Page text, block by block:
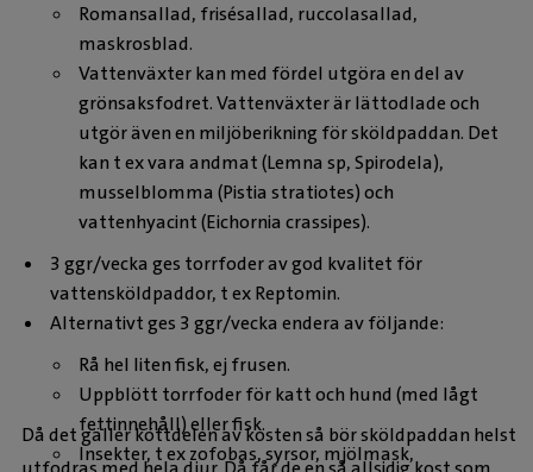
Romansallad, frisésallad, ruccolasallad,
maskrosblad.
Vattenväxter kan med fördel utgöra en del av
grönsaksfodret. Vattenväxter är lättodlade och
utgör även en miljöberikning för sköldpaddan. Det
kan t ex vara andmat (Lemna sp, Spirodela),
musselblomma (Pistia stratiotes) och
vattenhyacint (Eichornia crassipes).
3 ggr/vecka ges torrfoder av god kvalitet för
vattensköldpaddor, t ex Reptomin.
Alternativt ges 3 ggr/vecka endera av följande:
Rå hel liten fisk, ej frusen.
Uppblött torrfoder för katt och hund (med lågt
fettinnehåll) eller fisk.
Insekter, t ex zofobas, syrsor, mjölmask,
Då det gäller köttdelen av kosten så bör sköldpaddan helst